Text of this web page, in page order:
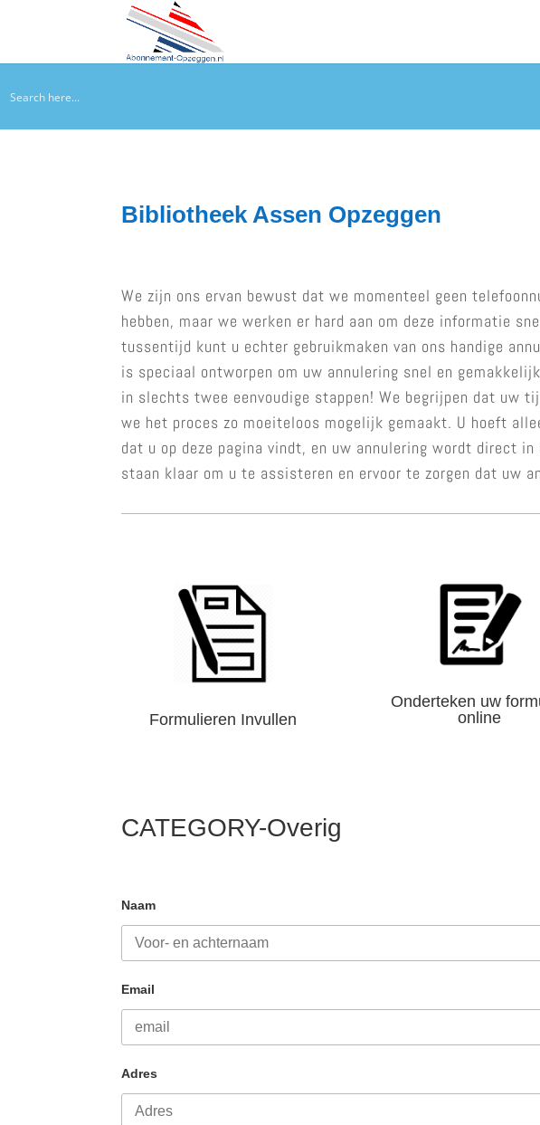
Bibliotheek Assen Opzeggen
We zijn ons ervan bewust dat we momenteel geen
hebben, maar we werken er hard aan om deze informatie
tussentijd kunt u echter gebruikmaken van ons handige
is speciaal ontworpen om uw annulering snel en
in slechts twee eenvoudige stappen! We begrijpen dat uw
we het proces zo moeiteloos mogelijk gemaakt. U hoeft
dat u op deze pagina vindt, en uw annulering wordt direct in
staan klaar om u te assisteren en ervoor te zorgen dat uw
Formulieren Invullen
Onderteken uw
online
CATEGORY-Overig
Naam
Email
Adres